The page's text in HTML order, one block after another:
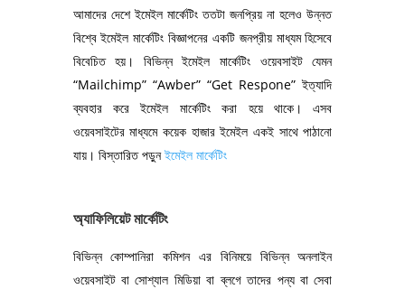
আমাদের দেশে ইমেইল মার্কেটিং ততটা জনপ্রিয় না হলেও উন্নত
বিশ্বে ইমেইল মার্কেটিং বিজ্ঞাপনের একটি জনপ্রীয় মাধ্যম হিসেবে
বিবেচিত হয়। বিভিন্ন ইমেইল মার্কেটিং ওয়েবসাইট যেমন
“Mailchimp” “Awber” “Get Respone” ইত্যাদি
ব্যবহার করে ইমেইল মার্কেটিং করা হয়ে থাকে। এসব
ওয়েবসাইটের মাধ্যমে কয়েক হাজার ইমেইল একই সাথে পাঠানো
যায়। বিস্তারিত পড়ুনইমেইল মার্কেটিং
অ্যাফিলিয়েট মার্কেটিং
বিভিন্ন কোম্পানিরা কমিশন এর বিনিময়ে বিভিন্ন অনলাইন
ওয়েবসাইট বা সোশ্যাল মিডিয়া বা ব্লগে তাদের পন্য বা সেবা